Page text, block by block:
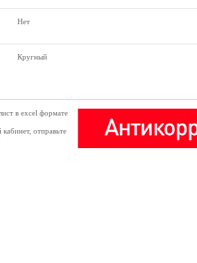
Нет
Кругный
в excel формате
кабинет, отправьте